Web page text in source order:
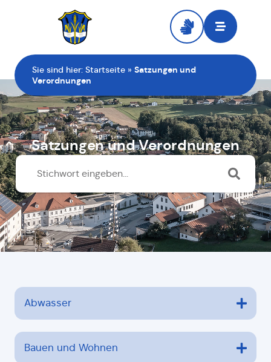
Zur Startseite
Sie sind hier: Startseite » Satzungen und
Verordnungen
Satzungen und Verordnungen
Abwasser
Bauen und Wohnen